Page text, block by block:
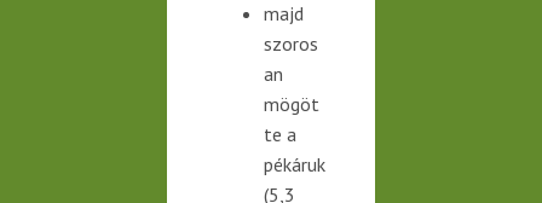
majd
szoros
an
mögöt
te a
pékáruk
(5,3